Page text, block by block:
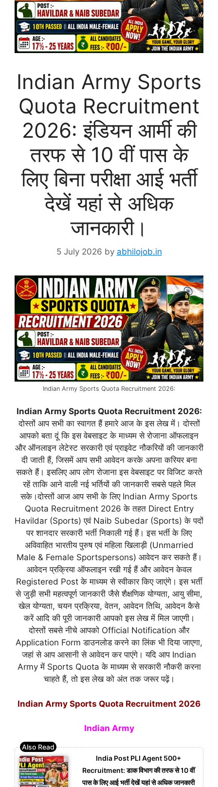
Indian Army Sports
Quota Recruitment
2026: इंडियन आर्मी की
तरफ से 10 वीं पास के
लिए बिना परीक्षा आई भर्ती
देखें यहां से अधिक
जानकारी।
5 July 2026 by abhilojob.in
Indian Army Sports Quota Recruitment 2026:
Indian Army Sports Quota Recruitment 2026:
दोस्तों आप सभी का स्वागत हैं हमारे आज के इस लेख में। दोस्तों
आपको बता दूं कि इस वेबसाइट के माध्यम से रोजाना ऑफलाइन
और ऑनलाइन लेटेस्ट सरकारी एवं प्राइवेट नौकरियों की जानकारी
दी जाती हैं, जिसमें आप सभी आवेदन करके अपना करियर बना
सकते हैं। इसलिए आप लोग रोजाना इस वेबसाइट पर विजिट करते
रहें ताकि आने वाली नई भर्तियों की जानकारी सबसे पहले मिल
सके।दोस्तों आज आप सभी के लिए Indian Army Sports
Quota Recruitment 2026 के तहत Direct Entry
Havildar (Sports) एवं Naib Subedar (Sports) के पदों
पर शानदार सरकारी भर्ती निकाली गई हैं। इस भर्ती के लिए
अविवाहित भारतीय पुरुष एवं महिला खिलाड़ी (Unmarried
Male & Female Sportspersons) आवेदन कर सकते हैं।
आवेदन प्रक्रिया ऑफलाइन रखी गई हैं और आवेदन केवल
Registered Post के माध्यम से स्वीकार किए जाएंगे। इस भर्ती
से जुड़ी सभी महत्वपूर्ण जानकारी जैसे शैक्षणिक योग्यता, आयु सीमा,
खेल योग्यता, चयन प्रक्रिया, वेतन, आवेदन तिथि, आवेदन कैसे
करें आदि की पूरी जानकारी आपको इस लेख में मिल जाएगी।
दोस्तों सबसे नीचे आपको Official Notification और
Application Form डाउनलोड करने का लिंक भी दिया जाएगा,
जहां से आप आसानी से आवेदन कर पाएंगे। यदि आप Indian
Army में Sports Quota के माध्यम से सरकारी नौकरी करना
चाहते हैं, तो इस लेख को अंत तक जरूर पढ़ें।
Indian Army Sports Quota Recruitment 2026
Indian Army
India Post PLI Agent 500+
Recruitment: डाक विभाग की तरफ से 10 वीं
पास के लिए आई भर्ती देखें यहां से अधिक जानकारी